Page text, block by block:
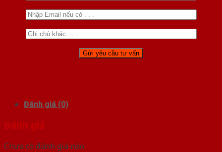
Đánh giá (0)
Đánh giá
Chưa có đánh giá nào.